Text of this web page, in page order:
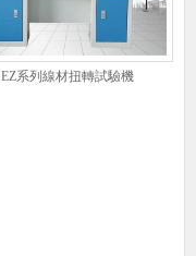
EZ系列線材扭轉試驗機